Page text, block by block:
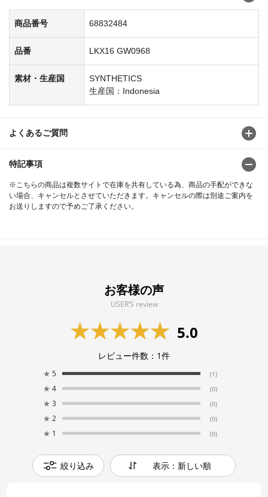
商品番号 68832484
品番 LKX16 GW0968
素材・生産国
SYNTHETICS
生産国：Indonesia
よくあるご質問
特記事項
※こちらの商品は複数サイトで在庫を共有している為、商品の手配ができな
い場合、キャンセルとさせていただきます。キャンセルの際は別途ご案内を
お送りしますので予めご了承ください。
お客様の声
USER’S review
5.0
レビュー件数： 1件
★ 5 (1)
★ 4 (0)
★ 3 (0)
★ 2 (0)
★ 1 (0)
絞り込み 表示：新しい順